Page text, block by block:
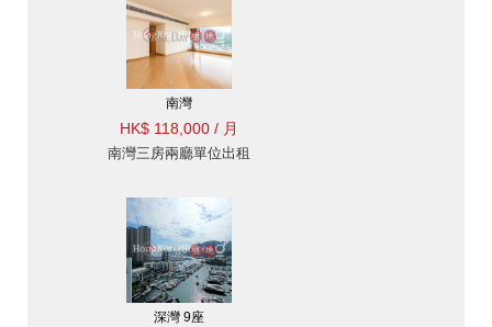
南灣
HK$ 118,000 / 月
南灣三房兩廳單位出租
深灣 9座